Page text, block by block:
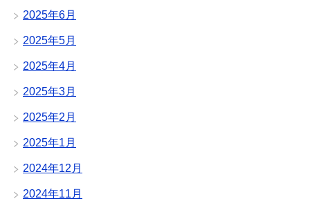
2025年6月
2025年5月
2025年4月
2025年3月
2025年2月
2025年1月
2024年12月
2024年11月